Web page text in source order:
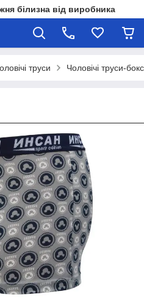
білизна від виробника
труси Чоловічі труси-